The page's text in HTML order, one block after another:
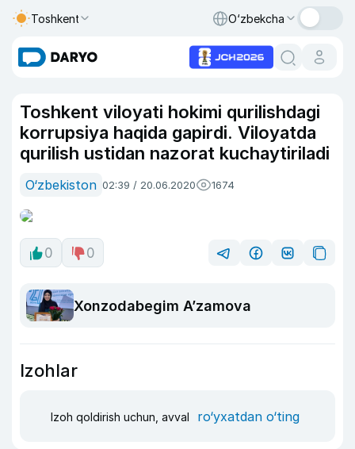
Toshkent O‘zbekcha
Toshkent viloyati hokimi qurilishdagi
korrupsiya haqida gapirdi. Viloyatda
qurilish ustidan nazorat kuchaytiriladi
O‘zbekiston 02:39 / 20.06.2020 1674
0 0
Xonzodabegim A’zamova
Izohlar
Izoh qoldirish uchun, avval ro‘yxatdan o‘ting